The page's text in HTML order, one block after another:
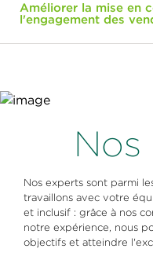
Améliorer la mise en
l'engagement des
Nos
Nos experts sont parmi
travaillons avec votre
et inclusif : grâce à nos
notre expérience, nous
objectifs et atteindre